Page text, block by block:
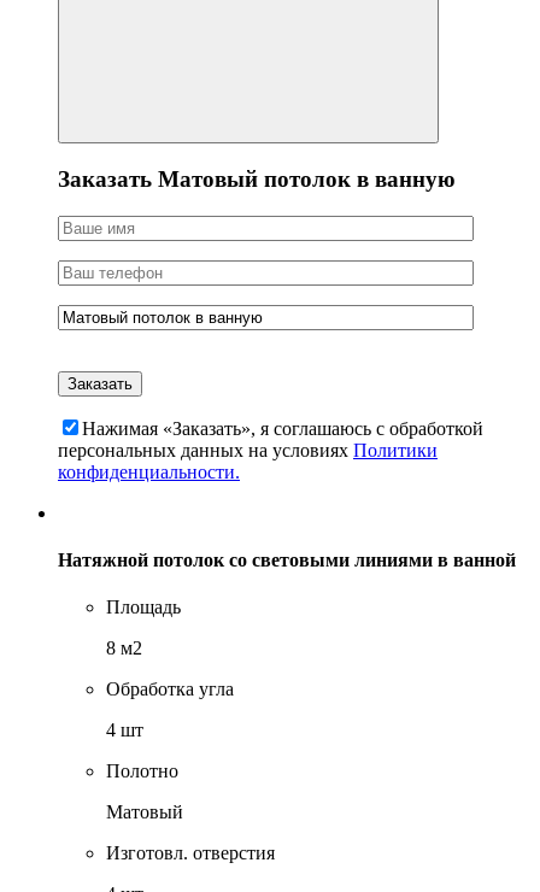
Заказать Матовый потолок в ванную
Нажимая «Заказать», я соглашаюсь c обработкой
персональных данных на условиях Политики
конфиденциальности.
Натяжной потолок со световыми линиями в ванной
Площадь
8 м2
Обработка угла
4 шт
Полотно
Матовый
Изготовл. отверстия